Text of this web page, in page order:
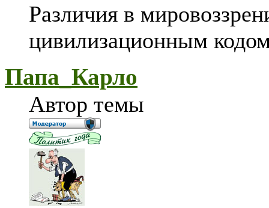
Различия в
цивилизационным
Папа_Карло
Автор темы